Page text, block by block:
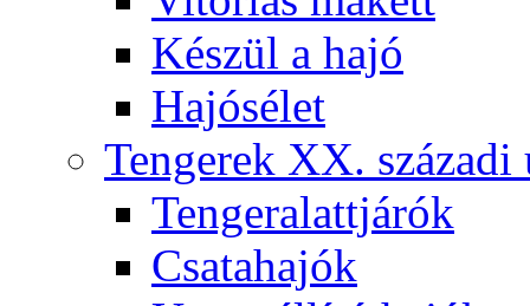
Készül a hajó
Hajósélet
Tengerek XX. századi
Tengeralattjárók
Csatahajók